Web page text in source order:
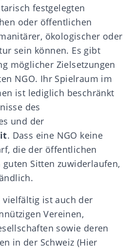
festgelegten
oder öffentlichen
ökologischer oder
sein können. Es gibt
möglicher Zielsetzungen
NGO. Ihr Spielraum im
ist lediglich beschränkt
des
und der
. Dass eine NGO keine
die der öffentlichen
Sitten zuwiderlaufen,
vielfältig ist auch der
Vereinen,
sowie deren
in der Schweiz (Hier